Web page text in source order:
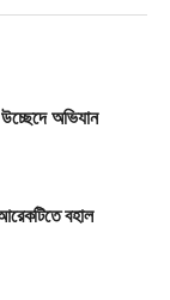
অভিযান
বহাল